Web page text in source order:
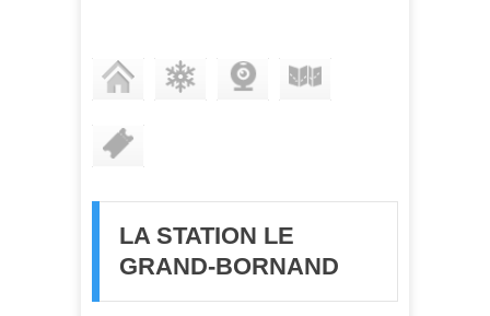
LA STATION LE
GRAND-BORNAND